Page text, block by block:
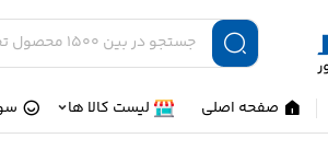
صفحه اصلی لیست کالا ها